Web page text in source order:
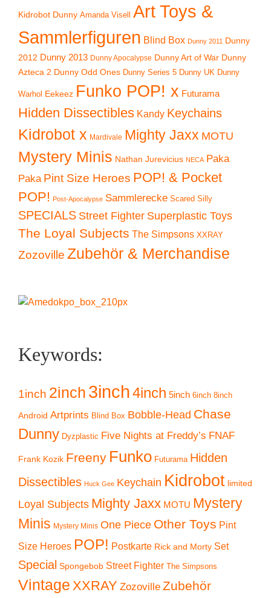
Kidrobot Dunny Amanda Visell Art Toys &
Sammlerfiguren Blind Box Dunny 2011 Dunny
2012 Dunny 2013 Dunny Apocalypse Dunny Art of War Dunny
Azteca 2 Dunny Odd Ones Dunny Series 5 Dunny UK Dunny
Warhol Eekeez Funko POP! x Futurama
Hidden Dissectibles Kandy Keychains
Kidrobot x Mardivale Mighty Jaxx MOTU
Mystery Minis Nathan Jurevicius NECA Paka
Paka Pint Size Heroes POP! & Pocket
POP! Post-Apocalypse Sammlerecke Scared Silly
SPECIALS Street Fighter Superplastic Toys
The Loyal Subjects The Simpsons XXRAY
Zozoville Zubehör & Merchandise
Keywords:
1inch 2inch 3inch4inch 5inch 6inch 8inch
Android Artprints Blind Box Bobble-Head Chase
Dunny Dyzplastic Five Nights at Freddy’s FNAF
Frank Kozik Freeny Funko Futurama Hidden
Dissectibles Huck Gee Keychain Kidrobot limited
Loyal Subjects Mighty Jaxx MOTU Mystery
Minis Mystery Minis One Piece Other Toys Pint
Size Heroes POP! Postkarte Rick and Morty Set
Special Spongebob Street Fighter The Simpsons
Vintage XXRAY Zozoville Zubehör